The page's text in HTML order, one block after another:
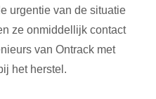
urgentie van de situatie
ze onmiddellijk contact
van Ontrack met
het herstel.